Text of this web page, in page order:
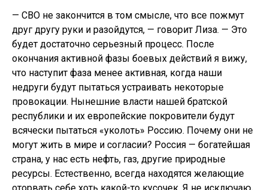
— СВО не закончится в том смысле, что все пожмут
друг другу руки и разойдутся, — говорит Лиза. — Это
будет достаточно серьезный процесс. После
окончания активной фазы боевых действий я вижу,
что наступит фаза менее активная, когда наши
недруги будут пытаться устраивать некоторые
провокации. Нынешние власти нашей братской
республики и их европейские покровители будут
всячески пытаться «уколоть» Россию. Почему они не
могут жить в мире и согласии? Россия — богатейшая
страна, у нас есть нефть, газ, другие природные
ресурсы. Естественно, всегда находятся желающие